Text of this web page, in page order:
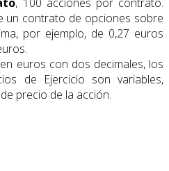
un contrato de opciones sobre
por ejemplo, de 0,27 euros
euros con dos decimales, los
de Ejercicio son variables,
precio de la acción.